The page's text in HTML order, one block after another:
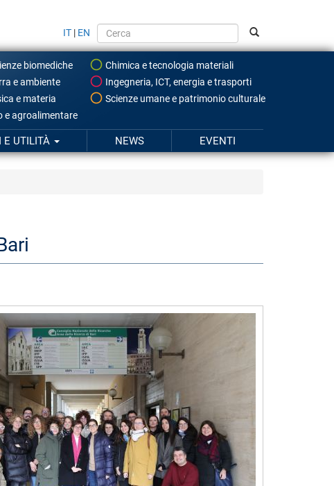
IT | EN
biomediche
Chimica e tecnologia materiali
e ambiente
Ingegneria, ICT, energia e trasporti
e materia
Scienze umane e patrimonio culturale
e agroalimentare
E UTILITÀ NEWS EVENTI